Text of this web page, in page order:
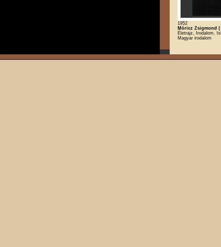
1952
Móricz Zsigmond (
Életrajz, Irodalom,
Magyar irodalom